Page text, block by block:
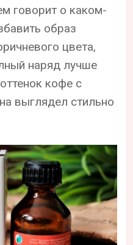
говорит о каком-
образ
цвета,
наряд лучше
кофе с
выглядел стильно